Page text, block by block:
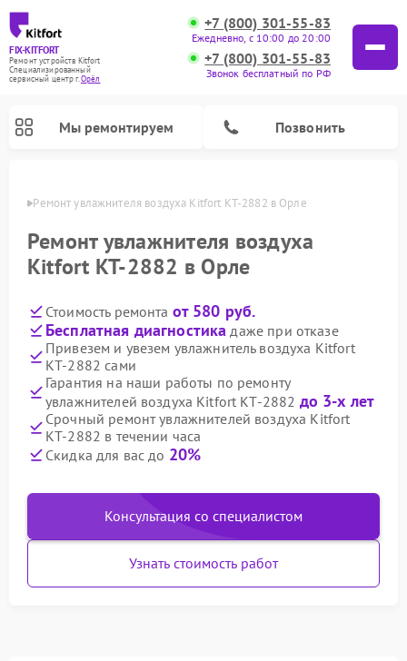
FIX-KITFORT
Ремонт устройств Kitfort
Специализированный
cервисный центр г.Орёл
+7 (800) 301-55-83
Ежедневно, с 10:00 до 20:00
+7 (800) 301-55-83
Звонок бесплатный по РФ
Мы ремонтируем Позвонить
Ремонт увлажнителя воздуха Kitfort КТ-2882 в Орле
Ремонт увлажнителя воздуха
Kitfort КТ-2882 в Орле
Стоимость ремонта от 580 руб.
Бесплатная диагностика даже при отказе
Привезем и увезем увлажнитель воздуха Kitfort
КТ-2882 сами
Гарантия на наши работы по ремонту
увлажнителей воздуха Kitfort КТ-2882 до 3-х лет
Срочный ремонт увлажнителей воздуха Kitfort
КТ-2882 в течении часа
Скидка для вас до 20%
Консультация со специалистом
Узнать стоимость работ